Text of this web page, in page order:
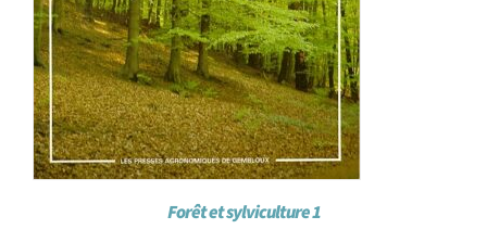
Forêt et sylviculture 1